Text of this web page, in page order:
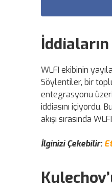
WLFI ekibinin
Söylentiler, bir
entegrasyonu
iddiasını içiyordu.
akışı sırasında
İlginizi Çekebilir: